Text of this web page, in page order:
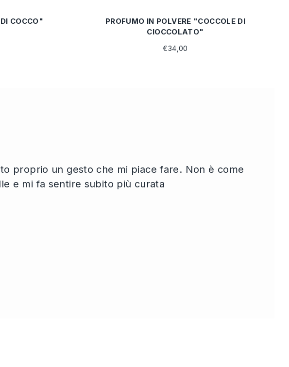
COCCO"
PROFUMO IN POLVERE "COCCOLE DI
CIOCCOLATO"
€34,00
proprio un gesto che mi piace fare. Non è come
e mi fa sentire subito più curata